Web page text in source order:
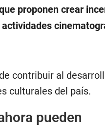
proponen crear
contribuir al
culturales del país.
pueden